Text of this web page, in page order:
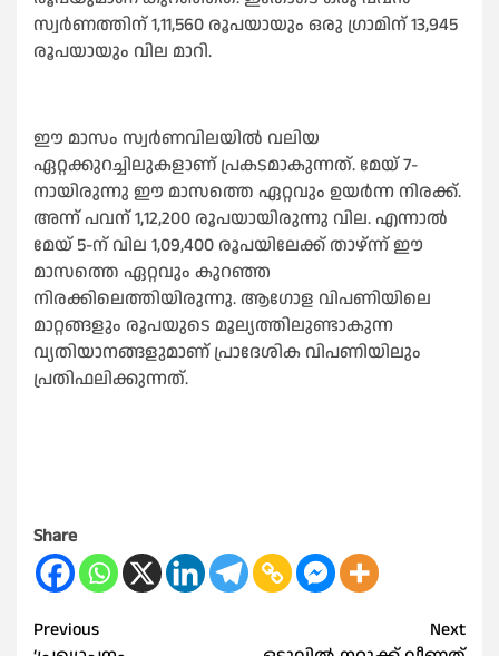
സ്വർണത്തിന് 1,11,560 രൂപയായും ഒരു ഗ്രാമിന് 13,945
രൂപയായും വില മാറി.
ഈ മാസം സ്വർണവിലയില്‍ വലിയ
ഏറ്റക്കുറച്ചിലുകളാണ് പ്രകടമാകുന്നത്. മേയ് 7-
നായിരുന്നു ഈ മാസത്തെ ഏറ്റവും ഉയർന്ന നിരക്ക്.
അന്ന് പവന് 1,12,200 രൂപയായിരുന്നു വില. എന്നാല്‍
മേയ് 5-ന് വില 1,09,400 രൂപയിലേക്ക് താഴ്ന്ന് ഈ
മാസത്തെ ഏറ്റവും കുറഞ്ഞ
നിരക്കിലെത്തിയിരുന്നു. ആഗോള വിപണിയിലെ
മാറ്റങ്ങളും രൂപയുടെ മൂല്യത്തിലുണ്ടാകുന്ന
വ്യതിയാനങ്ങളുമാണ് പ്രാദേശിക വിപണിയിലും
പ്രതിഫലിക്കുന്നത്.
Share
Post
Previous
Next